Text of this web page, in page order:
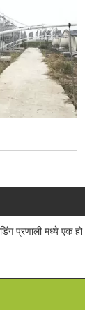
प्रणाली मध्ये एक हो